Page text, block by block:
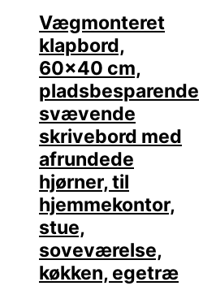
Vægmonteret
klapbord,
60×40 cm,
pladsbesparende
svævende
skrivebord med
afrundede
hjørner, til
hjemmekontor,
stue,
soveværelse,
køkken, egetræ